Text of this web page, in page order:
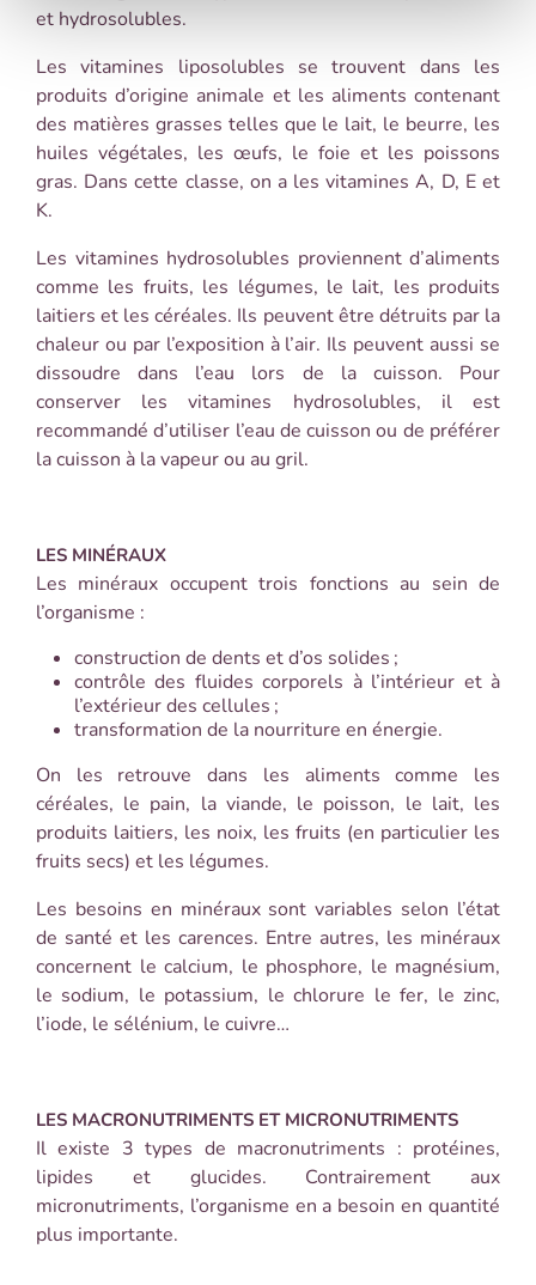
et hydrosolubles.
Les vitamines liposolubles se trouvent dans les
produits d’origine animale et les aliments contenant
des matières grasses telles que le lait, le beurre, les
huiles végétales, les œufs, le foie et les poissons
gras. Dans cette classe, on a les vitamines A, D, E et
K.
Les vitamines hydrosolubles proviennent d’aliments
comme les fruits, les légumes, le lait, les produits
laitiers et les céréales. Ils peuvent être détruits par la
chaleur ou par l’exposition à l’air. Ils peuvent aussi se
dissoudre dans l’eau lors de la cuisson. Pour
conserver les vitamines hydrosolubles, il est
recommandé d’utiliser l’eau de cuisson ou de préférer
la cuisson à la vapeur ou au gril.
LES MINÉRAUX
Les minéraux occupent trois fonctions au sein de
l’organisme :
construction de dents et d’os solides ;
contrôle des fluides corporels à l’intérieur et à
l’extérieur des cellules ;
transformation de la nourriture en énergie.
On les retrouve dans les aliments comme les
céréales, le pain, la viande, le poisson, le lait, les
produits laitiers, les noix, les fruits (en particulier les
fruits secs) et les légumes.
Les besoins en minéraux sont variables selon l’état
de santé et les carences. Entre autres, les minéraux
concernent le calcium, le phosphore, le magnésium,
le sodium, le potassium, le chlorure le fer, le zinc,
l’iode, le sélénium, le cuivre…
LES MACRONUTRIMENTS ET MICRONUTRIMENTS
Il existe 3 types de macronutriments : protéines,
lipides et glucides. Contrairement aux
micronutriments, l’organisme en a besoin en quantité
plus importante.